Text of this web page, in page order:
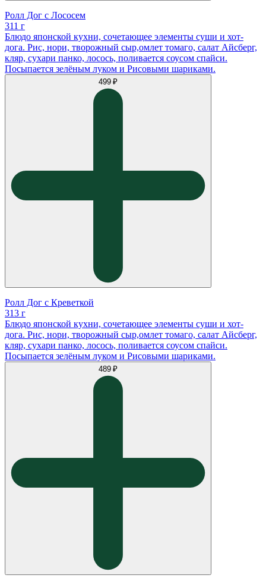
Ролл Дог с Лососем
311 г
Блюдо японской кухни, сочетающее элементы суши и хот-
дога. Рис, нори, творожный сыр,омлет томаго, салат Айсберг,
кляр, сухари панко, лосось, поливается соусом спайси.
Посыпается зелëным луком и Рисовыми шариками.
499 ₽
Ролл Дог с Креветкой
313 г
Блюдо японской кухни, сочетающее элементы суши и хот-
дога. Рис, нори, творожный сыр,омлет томаго, салат Айсберг,
кляр, сухари панко, лосось, поливается соусом спайси.
Посыпается зелëным луком и Рисовыми шариками.
489 ₽